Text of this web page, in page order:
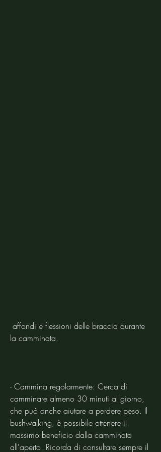
la camminata.
- Cammina regolarmente: Cerca di
camminare almeno 30 minuti al giorno,
che può anche aiutare a perdere peso. Il
bushwalking, è possibile ottenere il
massimo beneficio dalla camminata
all'aperto. Ricorda di consultare sempre il